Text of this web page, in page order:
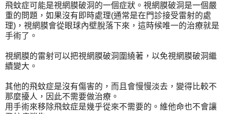
飛蚊症可能是視網膜破洞的一個症狀。視網膜破洞是一個嚴
重的問題，如果沒有即時處理(通常是在門診接受雷射的處
理)，視網膜會從眼球內壁脫落下來，這時候唯一的治療就是
手術了。
視網膜的雷射可以把視網膜破洞圍繞著，以免視網膜破洞繼
續變大。
其他的飛蚊症是沒有傷害的，而且會慢慢淡去，變得比較不
那麼擾人，因此不需要做治療。
用手術來移除飛蚊症是幾乎從來不需要的。維他命也不會讓